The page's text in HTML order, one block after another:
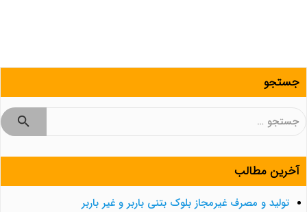
جستجو
جستجو
آخرین مطالب
تولید و مصرف غیرمجاز بلوک بتنی باربر و غیر باربر